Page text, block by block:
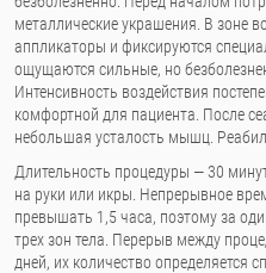
металлические украшения. В зоне
аппликаторы и фиксируются
ощущаются сильные, но
Интенсивность воздействия
комфортной для пациента. После
небольшая усталость мышц.
Длительность процедуры — 30
на руки или икры. Непрерывное
превышать 1,5 часа, поэтому за
трех зон тела. Перерыв между
дней, их количество определяется